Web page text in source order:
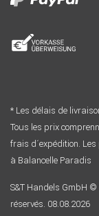
* Les délais de
Tous les prix
frais d´expédition.
à Balancelle Paradis
S&T Handels GmbH
réservés. 08.08.2026